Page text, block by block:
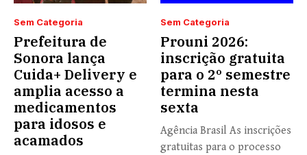
Sem Categoria
Prefeitura de
Sonora lança
Cuida+ Delivery e
amplia acesso a
medicamentos
para idosos e
acamados
Sem Categoria
Prouni 2026:
inscrição gratuita
para o 2º semestre
termina nesta
sexta
Agência Brasil As inscrições
gratuitas para o processo